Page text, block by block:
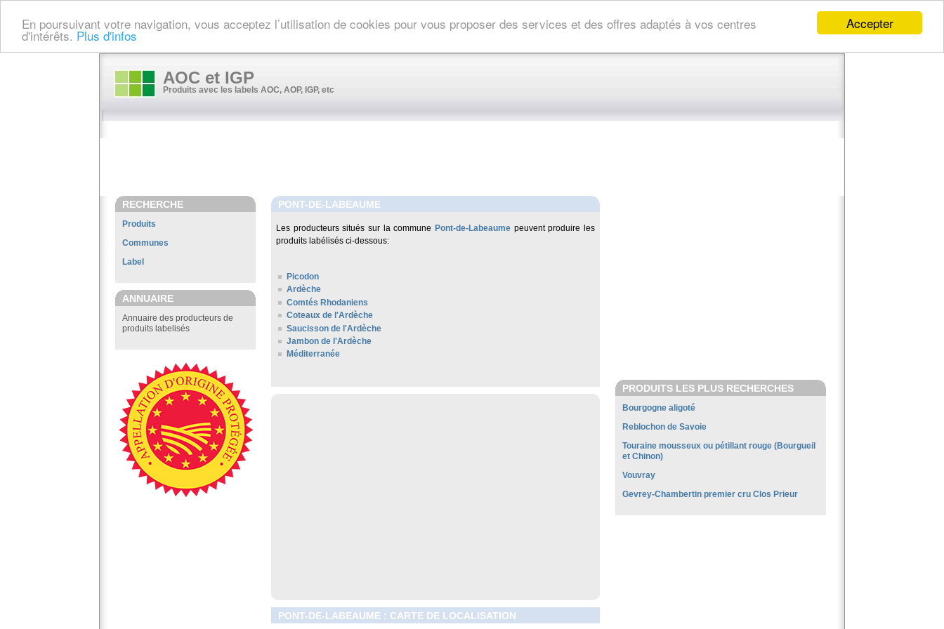
Accepter
En poursuivant votre navigation, vous acceptez l’utilisation de cookies pour vous proposer des services et des offres adaptés à vos centres
d'intérêts. Plus d'infos
AOC et IGP
Produits avec les labels AOC, AOP, IGP, etc
RECHERCHE
Produits
Communes
Label
ANNUAIRE
Annuaire des producteurs de
produits labelisés
PONT-DE-LABEAUME
Les producteurs situés sur la commune Pont-de-Labeaume peuvent produire les
produits labélisés ci-dessous:
Picodon
Ardèche
Comtés Rhodaniens
Coteaux de l'Ardèche
Saucisson de l'Ardèche
Jambon de l'Ardèche
Méditerranée
PONT-DE-LABEAUME : CARTE DE LOCALISATION
PRODUITS LES PLUS RECHERCHES
Bourgogne aligoté
Reblochon de Savoie
Touraine mousseux ou pétillant rouge (Bourgueil
et Chinon)
Vouvray
Gevrey-Chambertin premier cru Clos Prieur